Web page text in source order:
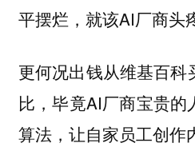
平摆烂，就该AI厂商头
更何况出钱从维基百
比，毕竟AI厂商宝贵
算法，让自家员工创作